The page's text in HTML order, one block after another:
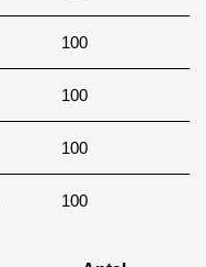
100
100
100
100